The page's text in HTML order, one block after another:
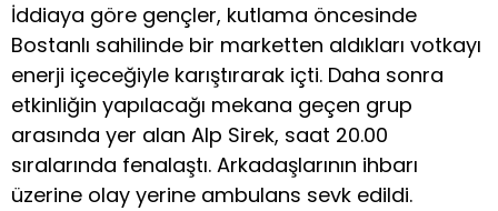
İddiaya göre gençler, kutlama öncesinde
Bostanlı sahilinde bir marketten aldıkları votkayı
enerji içeceğiyle karıştırarak içti. Daha sonra
etkinliğin yapılacağı mekana geçen grup
arasında yer alan Alp Sirek, saat 20.00
sıralarında fenalaştı. Arkadaşlarının ihbarı
üzerine olay yerine ambulans sevk edildi.